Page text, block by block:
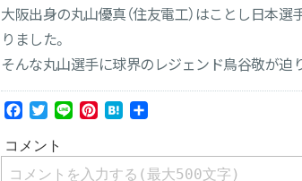
大阪出身の丸山優真（住友電工）はことし日本
りました。
そんな丸山選手に球界のレジェンド鳥谷敬が迫
Facebook
Twitter
LinePinterest
Hatena